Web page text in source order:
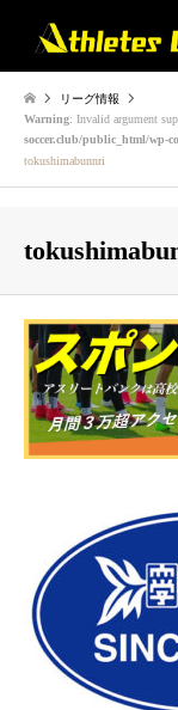
リーグ情報
Warning: Invalid argument
soccer.club/public_html/wp-
tokushimabunnri